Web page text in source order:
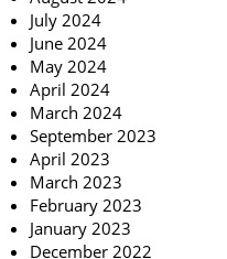
July 2024
June 2024
May 2024
April 2024
March 2024
September 2023
April 2023
March 2023
February 2023
January 2023
December 2022